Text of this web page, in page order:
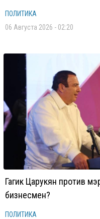
ПОЛИТИКА
06 Августа 2026 - 02:20
Гагик Царукян против
бизнесмен?
ПОЛИТИКА